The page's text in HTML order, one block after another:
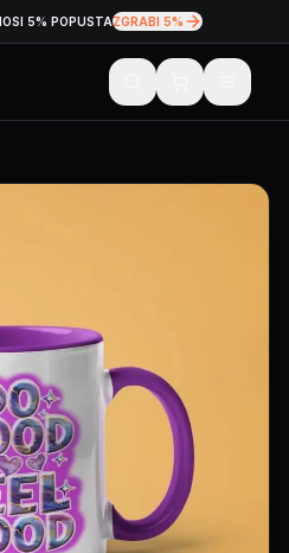
5% POPUSTAZGRABI 5%